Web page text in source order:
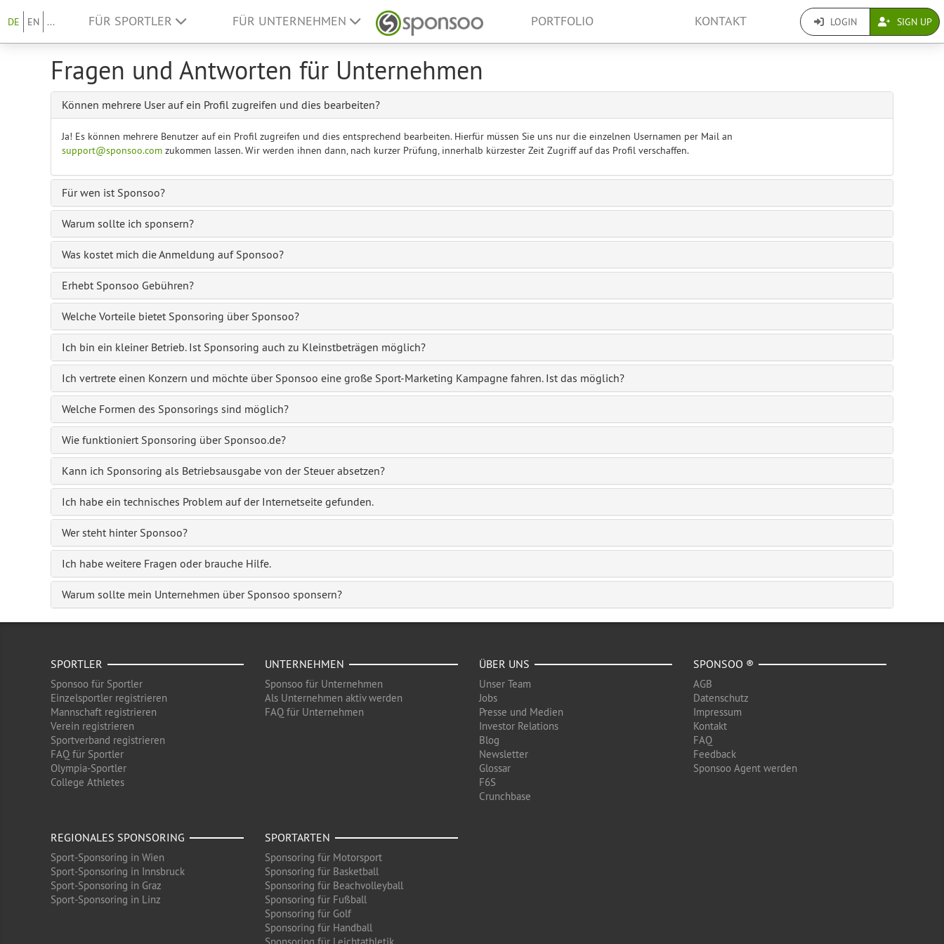
DE EN ... FÜR SPORTLER FÜR UNTERNEHMEN PORTFOLIO KONTAKT LOGIN SIGN UP
Fragen und Antworten für Unternehmen
Können mehrere User auf ein Profil zugreifen und dies bearbeiten?
Ja! Es können mehrere Benutzer auf ein Profil zugreifen und dies entsprechend bearbeiten. Hierfür müssen Sie uns nur die einzelnen Usernamen per Mail an
support@sponsoo.com zukommen lassen. Wir werden ihnen dann, nach kurzer Prüfung, innerhalb kürzester Zeit Zugriff auf das Profil verschaffen.
Für wen ist Sponsoo?
Warum sollte ich sponsern?
Was kostet mich die Anmeldung auf Sponsoo?
Erhebt Sponsoo Gebühren?
Welche Vorteile bietet Sponsoring über Sponsoo?
Ich bin ein kleiner Betrieb. Ist Sponsoring auch zu Kleinstbeträgen möglich?
Ich vertrete einen Konzern und möchte über Sponsoo eine große Sport-Marketing Kampagne fahren. Ist das möglich?
Welche Formen des Sponsorings sind möglich?
Wie funktioniert Sponsoring über Sponsoo.de?
Kann ich Sponsoring als Betriebsausgabe von der Steuer absetzen?
Ich habe ein technisches Problem auf der Internetseite gefunden.
Wer steht hinter Sponsoo?
Ich habe weitere Fragen oder brauche Hilfe.
Warum sollte mein Unternehmen über Sponsoo sponsern?
SPORTLER
Sponsoo für Sportler
Einzelsportler registrieren
Mannschaft registrieren
Verein registrieren
Sportverband registrieren
FAQ für Sportler
Olympia-Sportler
College Athletes
UNTERNEHMEN
Sponsoo für Unternehmen
Als Unternehmen aktiv werden
FAQ für Unternehmen
ÜBER UNS
Unser Team
Jobs
Presse und Medien
Investor Relations
Blog
Newsletter
Glossar
F6S
Crunchbase
SPONSOO ®
AGB
Datenschutz
Impressum
Kontakt
FAQ
Feedback
Sponsoo Agent werden
REGIONALES SPONSORING
Sport-Sponsoring in Wien
Sport-Sponsoring in Innsbruck
Sport-Sponsoring in Graz
Sport-Sponsoring in Linz
SPORTARTEN
Sponsoring für Motorsport
Sponsoring für Basketball
Sponsoring für Beachvolleyball
Sponsoring für Fußball
Sponsoring für Golf
Sponsoring für Handball